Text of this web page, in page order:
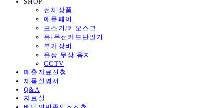
SHOP
전체상품
애플페이
포스기/키오스크
유/무선카드단말기
부가장비
유상 무상 용지
CCTV
매출자료신청
제품설명서
Q&A
자료실